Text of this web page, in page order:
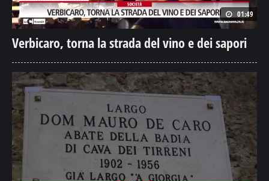
01:49
Verbicaro, torna la strada del vino e dei sapori